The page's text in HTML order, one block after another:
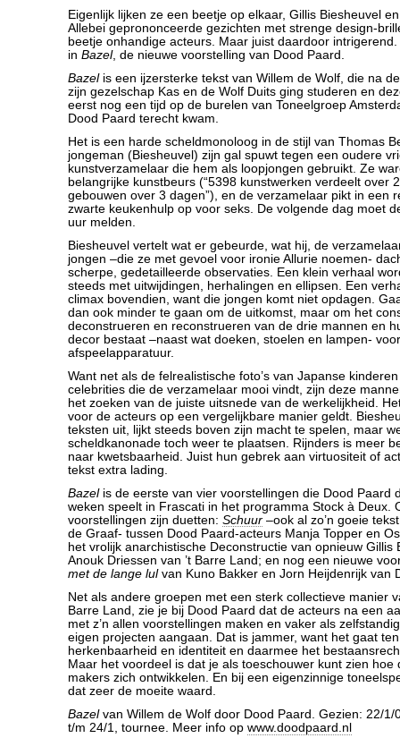
Eigenlijk lijken ze een beetje op elkaar, Gillis Biesheuvel
Allebei geprononceerde gezichten met strenge design-
beetje onhandige acteurs. Maar juist daardoor
in Bazel, de nieuwe voorstelling van Dood Paard.
Bazelis een ijzersterke tekst van Willem de Wolf, die na
zijn gezelschap Kas en de Wolf Duits ging studeren en
eerst nog een tijd op de burelen van Toneelgroep
Dood Paard terecht kwam.
Het is een harde scheldmonoloog in de stijl van Thomas
jongeman (Biesheuvel) zijn gal spuwt tegen een oudere
kunstverzamelaar die hem als loopjongen gebruikt. Ze
belangrijke kunstbeurs (“5398 kunstwerken verdeelt over
gebouwen over 3 dagen”), en de verzamelaar pikt in een
zwarte keukenhulp op voor seks. De volgende dag moet
uur melden.
Biesheuvel vertelt wat er gebeurde, wat hij, de
jongen –die ze met gevoel voor ironie Allurie noemen-
scherpe, gedetailleerde observaties. Een klein verhaal
steeds met uitwijdingen, herhalingen en ellipsen. Een
climax bovendien, want die jongen komt niet opdagen.
dan ook minder te gaan om de uitkomst, maar om het
deconstrueren en reconstrueren van de drie mannen en
decor bestaat –naast wat doeken, stoelen en lampen-
afspeelapparatuur.
Want net als de felrealistische foto’s van Japanse
celebrities die de verzamelaar mooi vindt, zijn deze
het zoeken van de juiste uitsnede van de werkelijkheid.
voor de acteurs op een vergelijkbare manier geldt.
teksten uit, lijkt steeds boven zijn macht te spelen, maar
scheldkanonade toch weer te plaatsen. Rijnders is meer
naar kwetsbaarheid. Juist hun gebrek aan virtuositeit of
tekst extra lading.
Bazelis de eerste van vier voorstellingen die Dood Paard
weken speelt in Frascati in het programma Stock à Deux.
voorstellingen zijn duetten: Schuur –ook al zo’n goeie
de Graaf- tussen Dood Paard-acteurs Manja Topper en
het vrolijk anarchistische Deconstructie van opnieuw Gillis
Anouk Driessen van ’t Barre Land; en nog een nieuwe
met de lange lulvan Kuno Bakker en Jorn Heijdenrijk van
Net als andere groepen met een sterk collectieve manier
Barre Land, zie je bij Dood Paard dat de acteurs na een
met z’n allen voorstellingen maken en vaker als
eigen projecten aangaan. Dat is jammer, want het gaat
herkenbaarheid en identiteit en daarmee het
Maar het voordeel is dat je als toeschouwer kunt zien hoe
makers zich ontwikkelen. En bij een eigenzinnige
dat zeer de moeite waard.
Bazelvan Willem de Wolf door Dood Paard. Gezien: 22/1/
t/m 24/1, tournee. Meer info op www.doodpaard.nl